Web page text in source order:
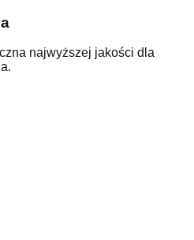
najwyższej jakości dla